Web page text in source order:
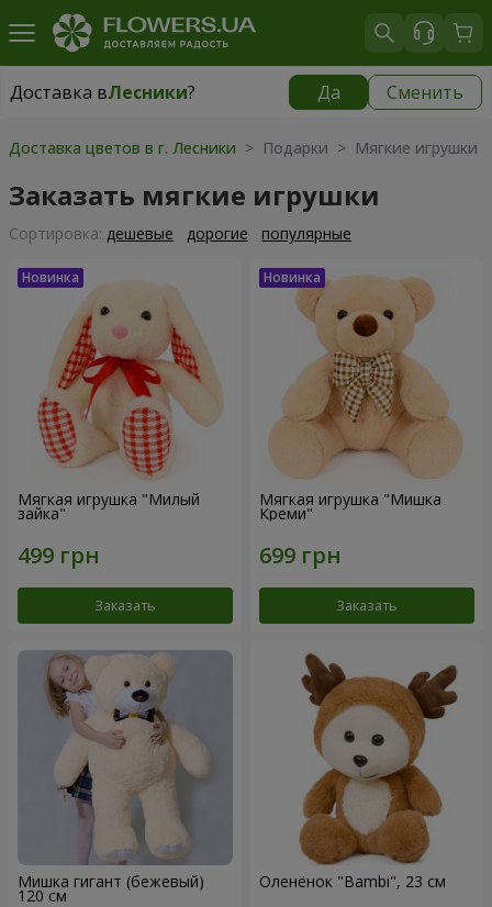
Доставка вЛесники? Да Сменить
Доставка вЛесники|
Доставка цветов в г. Лесники > Подарки > Мягкие игрушки
Заказать мягкие игрушки
Cортировка: дешевые дорогие популярные
Мягкая игрушка "Милый
зайка"
Заказать
Мягкая игрушка "Мишка
Креми"
Заказать
Мишка гигант (бежевый)
120 см
Оленёнок "Bambi", 23 см